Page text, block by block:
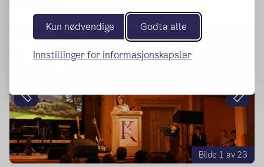
Kun nødvendige Godta alle
Innstillinger for informasjonskapsler
Bilde 1 av 23
Forrige Neste